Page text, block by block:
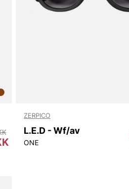
ZERPICO
L.E.D - Wf/av
ONE